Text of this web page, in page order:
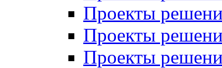
Проекты
Проекты
Проекты